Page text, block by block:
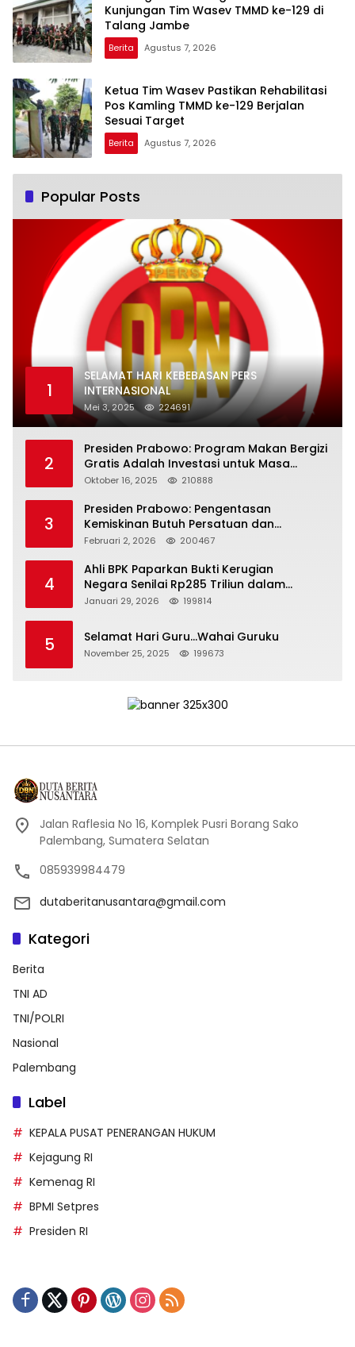
Kunjungan Tim Wasev TMMD ke-129 di
Talang Jambe
Berita Agustus 7, 2026
Ketua Tim Wasev Pastikan Rehabilitasi
Pos Kamling TMMD ke-129 Berjalan
Sesuai Target
Berita Agustus 7, 2026
Popular Posts
1
SELAMAT HARI KEBEBASAN PERS
INTERNASIONAL
Mei 3, 2025 224691
2
Presiden Prabowo: Program Makan Bergizi
Gratis Adalah Investasi untuk Masa
Depan Bangsa
Oktober 16, 2025 210888
3
Presiden Prabowo: Pengentasan
Kemiskinan Butuh Persatuan dan
Kepemimpinan yang Bertanggung Jawab
Februari 2, 2026 200467
4
Ahli BPK Paparkan Bukti Kerugian
Negara Senilai Rp285 Triliun dalam
Persidangan Korupsi PT Pertamina
Januari 29, 2026 199814
5 Selamat Hari Guru…Wahai Guruku
November 25, 2025 199673
Jalan Raflesia No 16, Komplek Pusri Borang Sako
Palembang, Sumatera Selatan
085939984479
dutaberitanusantara@gmail.com
Kategori
Berita
TNI AD
TNI/POLRI
Nasional
Palembang
Label
KEPALA PUSAT PENERANGAN HUKUM
Kejagung RI
Kemenag RI
BPMI Setpres
Presiden RI